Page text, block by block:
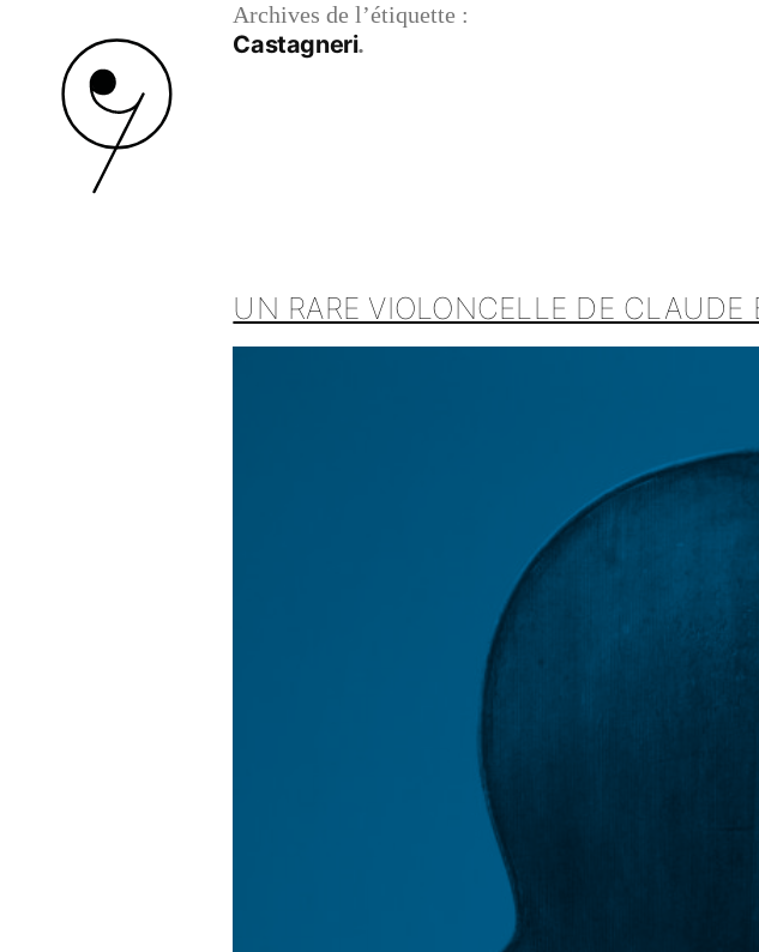
Archives de l’étiquette :
Castagneri
UN RARE VIOLONCELLE DE CLAUDE